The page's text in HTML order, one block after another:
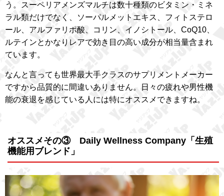
う。スーペリアメンズマルチは数十種類のビタミン・ミネ
ラル類だけでなく、ソーパルメットエキス、フィトステロ
ール、アルファリポ酸、コリン、イノシトール、CoQ10、
ルテインとかなりレアで効き目の高い成分が相当量含まれ
ています。
なんと言っても世界最大手クラスのサプリメントメーカー
ですから品質的に間違いありません。日々の疲れや男性機
能の衰退を感じている人には特にオススメできますね。
オススメその③ Daily Wellness Company「生殖
機能用ブレンド」